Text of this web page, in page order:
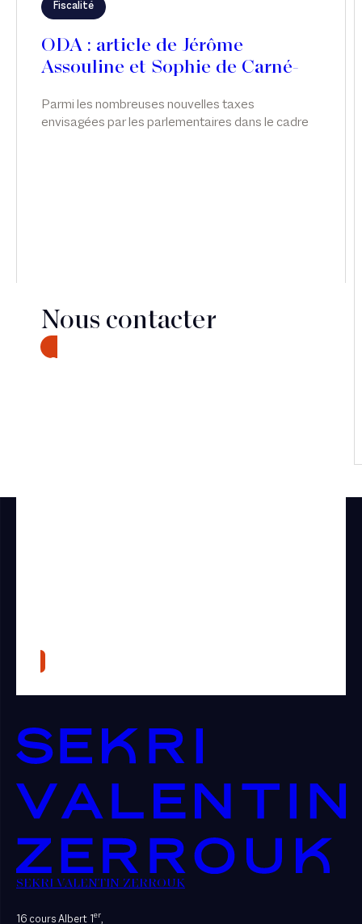
Fiscalité
Parmi les nombreuses nouvelles taxes
envisagées par les parlementaires dans le cadre
ODA : article de Jérôme
Assouline et Sophie de Carné-
Nous contacter
SEKRI VALENTIN ZERROUK
16 cours Albert 1er,